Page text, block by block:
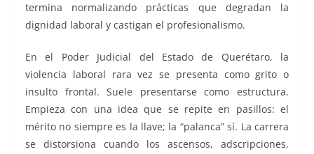
termina normalizando prácticas que degradan la
dignidad laboral y castigan el profesionalismo.
En el Poder Judicial del Estado de Querétaro, la
violencia laboral rara vez se presenta como grito o
insulto frontal. Suele presentarse como estructura.
Empieza con una idea que se repite en pasillos: el
mérito no siempre es la llave; la “palanca” sí. La carrera
se distorsiona cuando los ascensos, adscripciones,